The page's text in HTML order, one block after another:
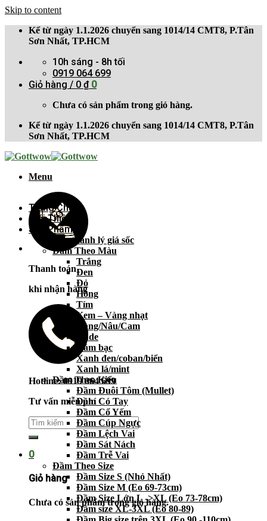
Skip to content
Kể từ ngày 1.1.2026 chuyển sang 1014/14 CMT8, P.Tân
Sơn Nhất, TP.HCM
10h sáng - 8h tối
0919 064 699
Giỏ hàng / 0 ₫ 0
Chưa có sản phẩm trong giỏ hàng.
Kể từ ngày 1.1.2026 chuyển sang 1014/14 CMT8, P.Tân
Sơn Nhất, TP.HCM
Menu
Thanh toán
khi nhận hàng
Hotline: 0919 064 699
Tư vấn miễn phí
0
Giỏ hàng
Chưa có sản phẩm trong giỏ hàng.
Trang Chủ
Giới Thiệu
Sản Phẩm
Bán thanh lý giá sốc
Đầm Theo Màu
Trắng
Đen
Đỏ
Hồng
Tím
Kem – Vàng nhạt
Vàng/Nâu/Cam
Nude
Xám bạc
Xanh đen/coban/biển
Xanh lá/mint
Đầm Theo Kiểu
Đầm Đuôi Tôm (Mullet)
Đầm Có Tay
Đầm Cổ Yếm
Đầm Cúp Ngực
Đầm Lệch Vai
Đầm Sát Nách
Đầm Trễ Vai
Đầm Theo Size
Đầm Size S (Nhỏ Nhất)
Đầm Size M (Eo 69-73cm)
Đầm Size Lớn L ->XL (Eo 73-78cm)
Đầm size XL-3XL (Eo 80-89)